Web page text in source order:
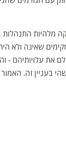
מלהיות התנהלות
שאינה ולא
את עלויותיהם -
בעניין זה. האמור